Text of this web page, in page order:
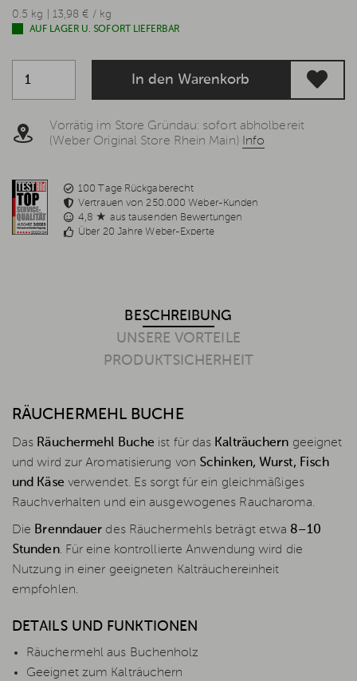
0.5 kg | 13,98 € / kg
AUF LAGER U. SOFORT LIEFERBAR
In den Warenkorb
Vorrätig im Store Gründau: sofort abholbereit
(Weber Original Store Rhein Main) Info
100 Tage Rückgaberecht
Vertrauen von 250.000 Weber-Kunden
4,8 ★ aus tausenden Bewertungen
Über 20 Jahre Weber-Experte
BESCHREIBUNG
UNSERE VORTEILE
PRODUKTSICHERHEIT
RÄUCHERMEHL BUCHE
Das Räuchermehl Buche ist für das Kalträuchern geeignet
und wird zur Aromatisierung von Schinken, Wurst, Fisch
und Käse verwendet. Es sorgt für ein gleichmäßiges
Rauchverhalten und ein ausgewogenes Raucharoma.
Die Brenndauer des Räuchermehls beträgt etwa 8–10
Stunden. Für eine kontrollierte Anwendung wird die
Nutzung in einer geeigneten Kalträuchereinheit
empfohlen.
DETAILS UND FUNKTIONEN
Räuchermehl aus Buchenholz
Geeignet zum Kalträuchern